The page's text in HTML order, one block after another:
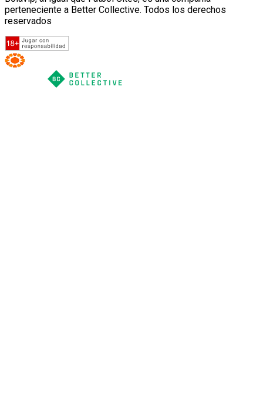
perteneciente a Better Collective. Todos los derechos
reservados